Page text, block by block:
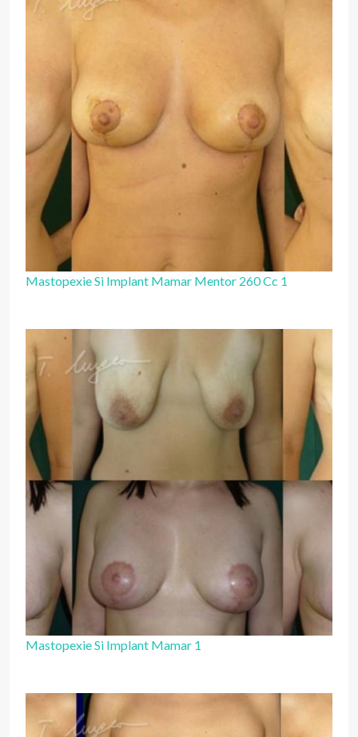
Mastopexie Si Implant Mamar Mentor 260 Cc 1
Mastopexie Si Implant Mamar 1